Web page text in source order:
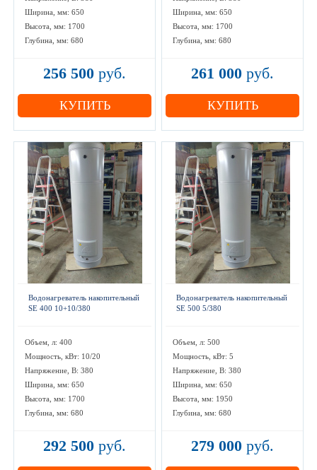
Ширина, мм: 650
Высота, мм: 1700
Глубина, мм: 680
256 500 руб.
КУПИТЬ
Ширина, мм: 650
Высота, мм: 1700
Глубина, мм: 680
261 000 руб.
КУПИТЬ
Водонагреватель накопительный
SE 400 10+10/380
Объем, л: 400
Мощность, кВт: 10/20
Напряжение, В: 380
Ширина, мм: 650
Высота, мм: 1700
Глубина, мм: 680
292 500 руб.
Водонагреватель накопительный
SE 500 5/380
Объем, л: 500
Мощность, кВт: 5
Напряжение, В: 380
Ширина, мм: 650
Высота, мм: 1950
Глубина, мм: 680
279 000 руб.